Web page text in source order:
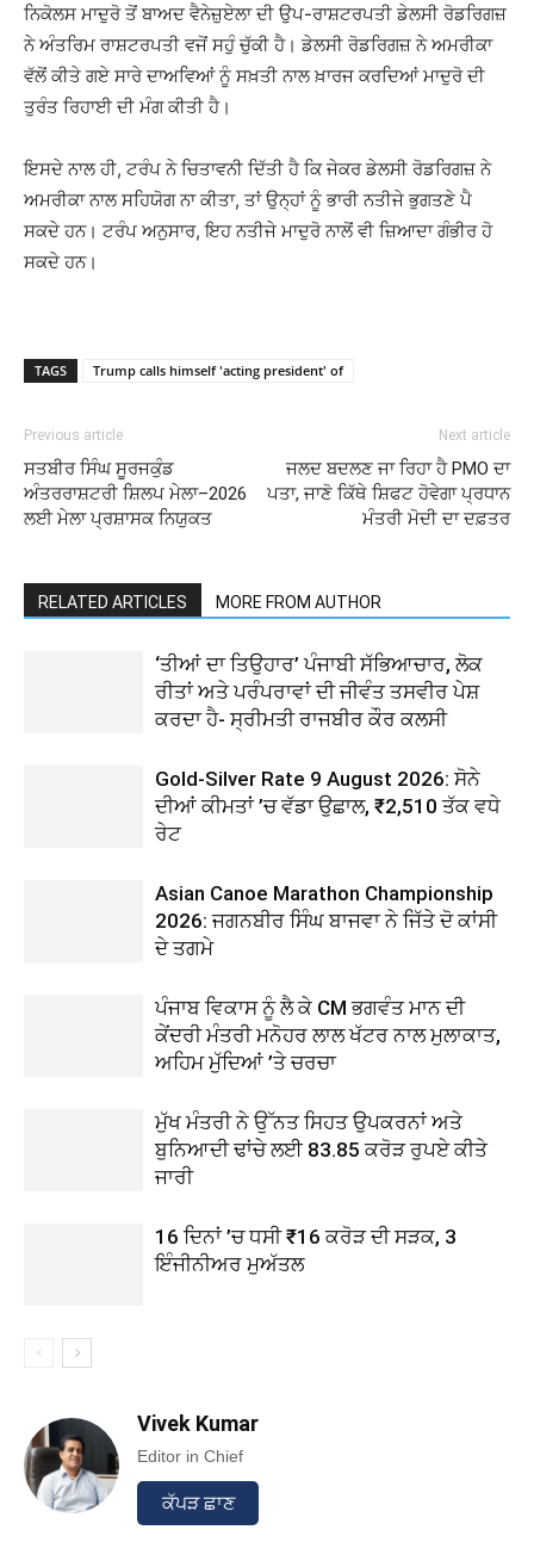
ਨਿਕੋਲਸ ਮਾਦੁਰੋ ਤੋਂ ਬਾਅਦ ਵੈਨੇਜ਼ੁਏਲਾ ਦੀ ਉਪ-ਰਾਸ਼ਟਰਪਤੀ ਡੇਲਸੀ ਰੋਡਰਿਗਜ਼
ਨੇ ਅੰਤਰਿਮ ਰਾਸ਼ਟਰਪਤੀ ਵਜੋਂ ਸਹੁੰ ਚੁੱਕੀ ਹੈ। ਡੇਲਸੀ ਰੋਡਰਿਗਜ਼ ਨੇ ਅਮਰੀਕਾ
ਵੱਲੋਂ ਕੀਤੇ ਗਏ ਸਾਰੇ ਦਾਅਵਿਆਂ ਨੂੰ ਸਖ਼ਤੀ ਨਾਲ ਖ਼ਾਰਜ ਕਰਦਿਆਂ ਮਾਦੁਰੋ ਦੀ
ਤੁਰੰਤ ਰਿਹਾਈ ਦੀ ਮੰਗ ਕੀਤੀ ਹੈ।
ਇਸਦੇ ਨਾਲ ਹੀ, ਟਰੰਪ ਨੇ ਚਿਤਾਵਨੀ ਦਿੱਤੀ ਹੈ ਕਿ ਜੇਕਰ ਡੇਲਸੀ ਰੋਡਰਿਗਜ਼ ਨੇ
ਅਮਰੀਕਾ ਨਾਲ ਸਹਿਯੋਗ ਨਾ ਕੀਤਾ, ਤਾਂ ਉਨ੍ਹਾਂ ਨੂੰ ਭਾਰੀ ਨਤੀਜੇ ਭੁਗਤਣੇ ਪੈ
ਸਕਦੇ ਹਨ। ਟਰੰਪ ਅਨੁਸਾਰ, ਇਹ ਨਤੀਜੇ ਮਾਦੁਰੋ ਨਾਲੋਂ ਵੀ ਜ਼ਿਆਦਾ ਗੰਭੀਰ ਹੋ
ਸਕਦੇ ਹਨ।
TAGS Trump calls himself 'acting president' of
Previous article
ਸਤਬੀਰ ਸਿੰਘ ਸੂਰਜਕੁੰਡ
ਅੰਤਰਰਾਸ਼ਟਰੀ ਸ਼ਿਲਪ ਮੇਲਾ–2026
ਲਈ ਮੇਲਾ ਪ੍ਰਸ਼ਾਸਕ ਨਿਯੁਕਤ
Next article
ਜਲਦ ਬਦਲਣ ਜਾ ਰਿਹਾ ਹੈ PMO ਦਾ
ਪਤਾ, ਜਾਣੋ ਕਿੱਥੇ ਸ਼ਿਫਟ ਹੋਵੇਗਾ ਪ੍ਰਧਾਨ
ਮੰਤਰੀ ਮੋਦੀ ਦਾ ਦਫ਼ਤਰ
RELATED ARTICLES MORE FROM AUTHOR
‘ਤੀਆਂ ਦਾ ਤਿਉਹਾਰ’ ਪੰਜਾਬੀ ਸੱਭਿਆਚਾਰ, ਲੋਕ
ਰੀਤਾਂ ਅਤੇ ਪਰੰਪਰਾਵਾਂ ਦੀ ਜੀਵੰਤ ਤਸਵੀਰ ਪੇਸ਼
ਕਰਦਾ ਹੈ- ਸ੍ਰੀਮਤੀ ਰਾਜਬੀਰ ਕੌਰ ਕਲਸੀ
Gold-Silver Rate 9 August 2026: ਸੋਨੇ
ਦੀਆਂ ਕੀਮਤਾਂ ’ਚ ਵੱਡਾ ਉਛਾਲ, ₹2,510 ਤੱਕ ਵਧੇ
ਰੇਟ
Asian Canoe Marathon Championship
2026: ਜਗਨਬੀਰ ਸਿੰਘ ਬਾਜਵਾ ਨੇ ਜਿੱਤੇ ਦੋ ਕਾਂਸੀ
ਦੇ ਤਗਮੇ
ਪੰਜਾਬ ਵਿਕਾਸ ਨੂੰ ਲੈ ਕੇ CM ਭਗਵੰਤ ਮਾਨ ਦੀ
ਕੇਂਦਰੀ ਮੰਤਰੀ ਮਨੋਹਰ ਲਾਲ ਖੱਟਰ ਨਾਲ ਮੁਲਾਕਾਤ,
ਅਹਿਮ ਮੁੱਦਿਆਂ ’ਤੇ ਚਰਚਾ
ਮੁੱਖ ਮੰਤਰੀ ਨੇ ਉੱਨਤ ਸਿਹਤ ਉਪਕਰਨਾਂ ਅਤੇ
ਬੁਨਿਆਦੀ ਢਾਂਚੇ ਲਈ 83.85 ਕਰੋੜ ਰੁਪਏ ਕੀਤੇ
ਜਾਰੀ
16 ਦਿਨਾਂ ’ਚ ਧਸੀ ₹16 ਕਰੋੜ ਦੀ ਸੜਕ, 3
ਇੰਜੀਨੀਅਰ ਮੁਅੱਤਲ
Vivek Kumar
Editor in Chief
ਕੱਪੜ ਛਾਣ